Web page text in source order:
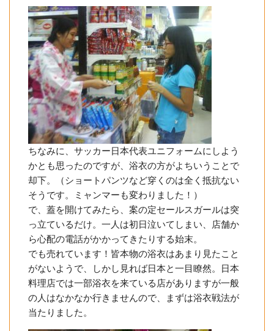
ちなみに、サッカー日本代表ユニフォームにしよう
かとも思ったのですが、浴衣の方がよちいうことで
却下。（ショートパンツなど穿くのは全く抵抗ない
そうです。ミャンマーも変わりました！）
で、蓋を開けてみたら、案の定セールスガールは突
っ立ているだけ。一人は初日泣いてしまい、店舗か
ら心配の電話がかかってきたりする始末。
でも売れています！皆本物の浴衣はあまり見たこと
がないようで、しかし見れば日本と一目瞭然。日本
料理店では一部浴衣を来ている店がありますが一般
の人はなかなか行きませんので、まずは浴衣戦法が
当たりました。